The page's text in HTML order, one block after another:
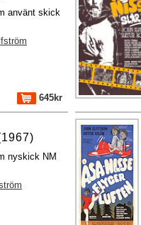
använt skick
645kr
nyskick NM